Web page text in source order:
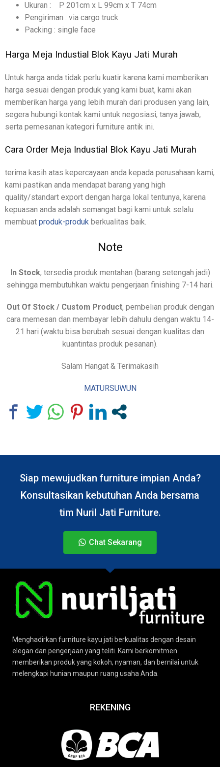
Ukuran : P 201cm x L 99cm x T 74cm
Pengiriman : via cargo truck
Packing : single face
Harga Meja Industial Blok Kayu Jati Murah
Untuk harga anda tidak perlu kuatir karena kami memberikan
harga sesuai dengan produk yang kami buat, kami akan
memberikan harga yang lebih murah dari produsen yang lain,
segera hubungi kontak kami untuk negosiasi, tanya jawab,
serta pemesanan kategori furniture antik ini.
Cara Order Meja Industial Blok Kayu Jati Murah
terima kasih atas kepercayaan anda kepada perusahaan kami,
kami pastikan anda mendapat barang yang high
quality/standart export dengan harga lokal tentunya, karena
kepuasan anda adalah semangat bagi kami untuk selalu
membuat produk-produk berkualitas baik.
Note
In Stock, tersedia produk mentahan (barang setengah jadi)
sehingga membutuhkan waktu pengerjaan finishing 7-14 hari.
Out Of Stock / Custom Product, pembelian produk dengan
cara memesan dan membayar lebih dahulu dengan waktu 14-
21 hari (waktu bisa berubah sesuai dengan kualitas dan
kuantintas produk pesanan).
Salam Hangat & Terimakasih
MATURSUWUN
Siap mewujudkan furniture impian Anda?
Konsultasikan kebutuhan Anda bersama
tim Nuril Jati Furniture.
Chat Sekarang
Menghadirkan furniture kayu jati berkualitas dengan desain
elegan dan pengerjaan yang teliti. Kami berkomitmen
memberikan produk yang kokoh, nyaman, dan bernilai untuk
melengkapi hunian maupun ruang usaha Anda.
REKENING